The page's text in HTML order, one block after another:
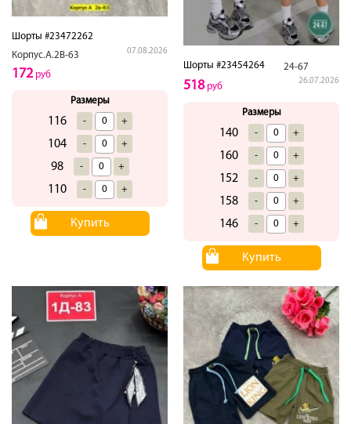
Шорты #23472262
Корпус.А.2В-63
07.08.2026
172руб
Размеры
116 - +
104 - +
98 - +
110 - +
Купить
Шорты #23454264 24-67
26.07.2026
518руб
Размеры
140 - +
160 - +
152 - +
158 - +
146 - +
Купить